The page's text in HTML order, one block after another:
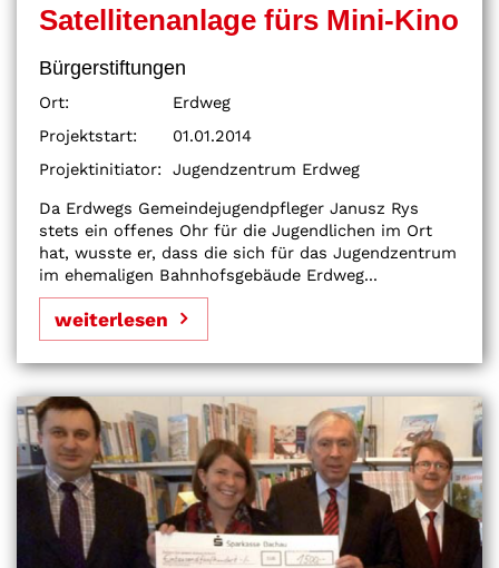
Satellitenanlage fürs Mini-Kino
Bürgerstiftungen
Ort:
Erdweg
Projektstart:
01.01.2014
Projektinitiator:
Jugendzentrum Erdweg
Da Erdwegs Gemeindejugendpfleger Janusz Rys
stets ein offenes Ohr für die Jugendlichen im Ort
hat, wusste er, dass die sich für das Jugendzentrum
im ehemaligen Bahnhofsgebäude Erdweg...
weiterlesen